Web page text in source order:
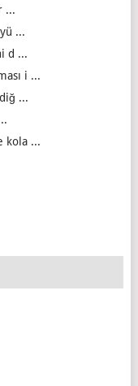
...
...
d ...
i ...
...
kola ...